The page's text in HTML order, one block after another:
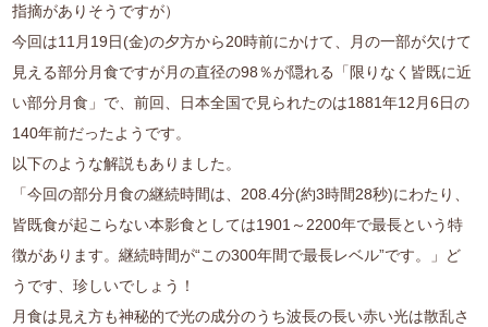
指摘がありそうですが）
今回は11月19日(金)の夕方から20時前にかけて、月の一部が欠けて
見える部分月食ですが月の直径の98％が隠れる「限りなく皆既に近
い部分月食」で、前回、日本全国で見られたのは1881年12月6日の
140年前だったようです。
以下のような解説もありました。
「今回の部分月食の継続時間は、208.4分(約3時間28秒)にわたり、
皆既食が起こらない本影食としては1901～2200年で最長という特
徴があります。継続時間が“この300年間で最長レベル”です。」ど
うです、珍しいでしょう！
月食は見え方も神秘的で光の成分のうち波長の長い赤い光は散乱さ